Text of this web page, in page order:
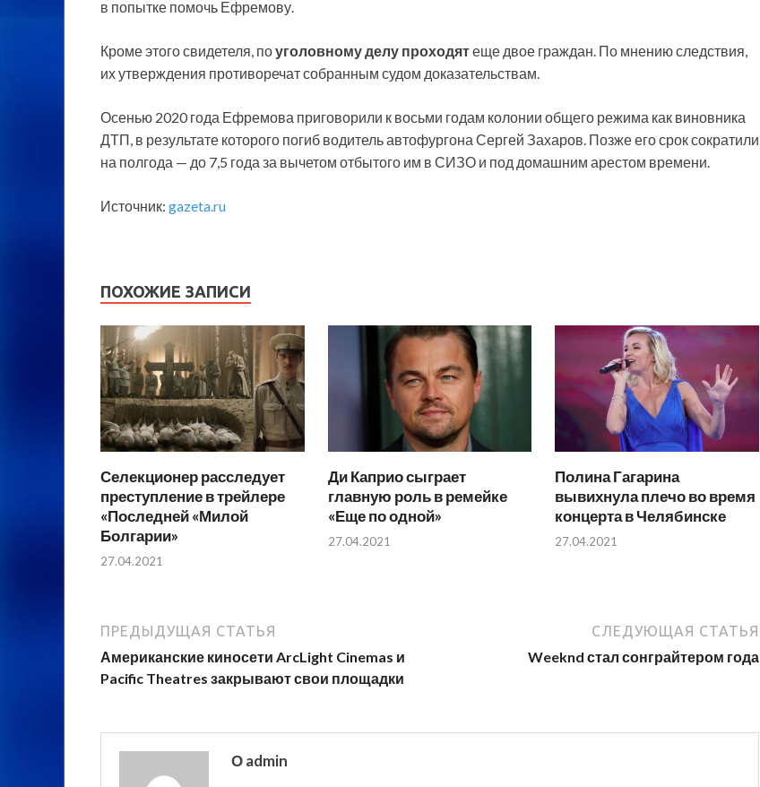
в попытке помочь Ефремову.
Кроме этого свидетеля, поуголовному делу проходятеще двое граждан. По мнению следствия,
их утверждения противоречат собранным судом доказательствам.
Осенью 2020 года Ефремова приговорили к восьми годам колонии общего режима как виновника
ДТП, в результате которого погиб водитель автофургона Сергей Захаров. Позже его срок сократили
на полгода — до 7,5 года за вычетом отбытого им в СИЗО и под домашним арестом времени.
Источник: gazeta.ru
ПОХОЖИЕ ЗАПИСИ
Селекционер расследует
преступление в трейлере
«Последней «Милой
Болгарии»
27.04.2021
Ди Каприо сыграет
главную роль в ремейке
«Еще по одной»
27.04.2021
Полина Гагарина
вывихнула плечо во время
концерта в Челябинске
27.04.2021
ПРЕДЫДУЩАЯ СТАТЬЯ
Американские киносети ArcLight Cinemas и
Pacific Theatres закрывают свои площадки
СЛЕДУЮЩАЯ СТАТЬЯ
Weeknd стал сонграйтером года
О admin